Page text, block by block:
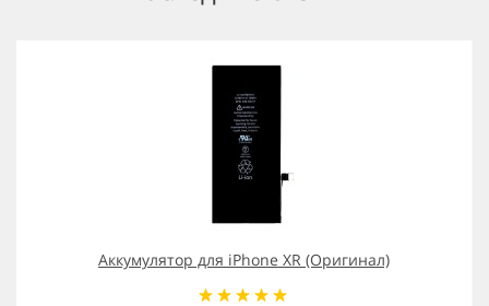
Аккумулятор для iPhone XR (Оригинал)